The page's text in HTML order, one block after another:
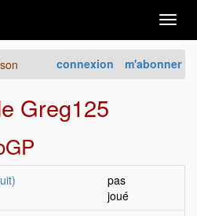
connexion m'abonner
Greg125
pas
joué